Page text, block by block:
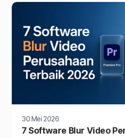
30 Mei 2026
7 Software Blur Video